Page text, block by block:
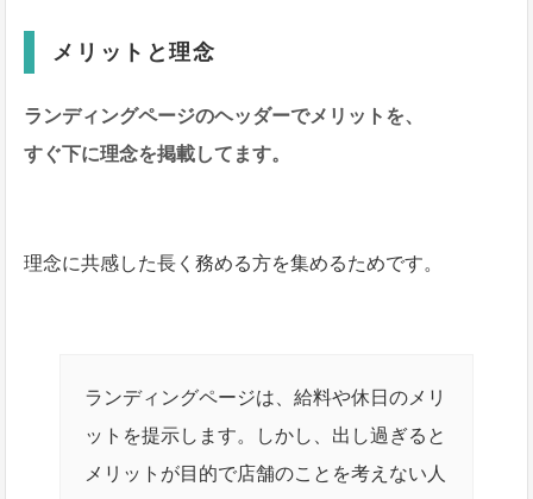
メリットと理念
ランディングページのヘッダーでメリットを、
すぐ下に理念を掲載してます。
理念に共感した長く務める方を集めるためです。
ランディングページは、給料や休日のメリ
ットを提示します。しかし、出し過ぎると
メリットが目的で店舗のことを考えない人